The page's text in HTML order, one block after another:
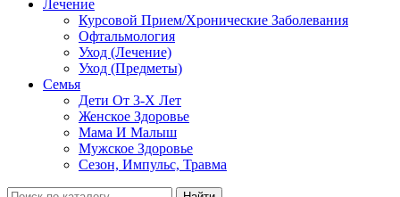
Лечение
Курсовой Прием/Хронические Заболевания
Офтальмология
Уход (Лечение)
Уход (Предметы)
Семья
Дети От 3-Х Лет
Женское Здоровье
Мама И Малыш
Мужское Здоровье
Сезон, Импульс, Травма